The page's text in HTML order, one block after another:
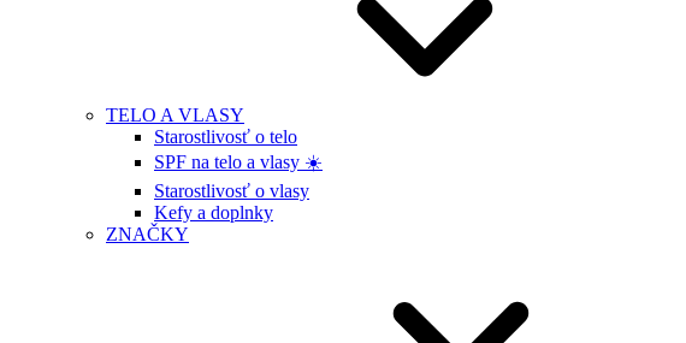
TELO A VLASY
Starostlivosť o telo
SPF na telo a vlasy ☀️
Starostlivosť o vlasy
Kefy a doplnky
ZNAČKY